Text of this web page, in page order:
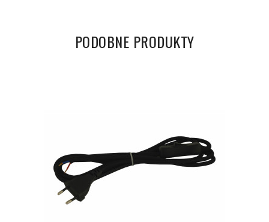
PODOBNE PRODUKTY